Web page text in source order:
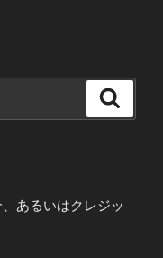
あるいはクレジッ